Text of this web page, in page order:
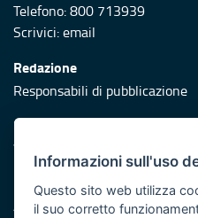
Telefono: 800 713939
Scrivici:email
Redazione
Responsabili di pubblicazione
Protezione civile
Vai al sito di Protezione Civile
Iniziativa finanziata con
Asse XI
Informazioni sull'uso
Questo sito web utilizza
il suo corretto